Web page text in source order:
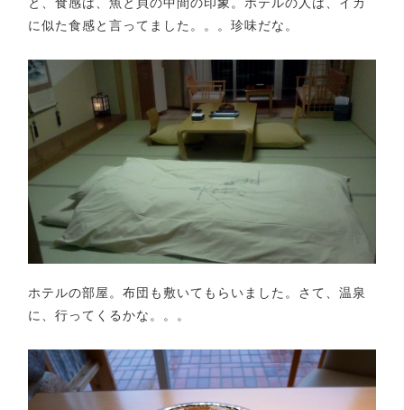
に似た食感と言ってました。。。珍味だな。
ホテルの部屋。布団も敷いてもらいました。さて、温泉
に、行ってくるかな。。。